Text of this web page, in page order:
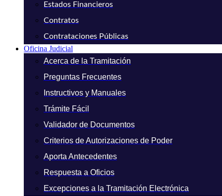
Estados Financieros
Contratos
Contrataciones Públicas
Oficina Judicial
Acerca de la Tramitación
Preguntas Frecuentes
Instructivos y Manuales
Trámite Fácil
Validador de Documentos
Criterios de Autorizaciones de Poder
Aporta Antecedentes
Respuesta a Oficios
Excepciones a la Tramitación Electrónica